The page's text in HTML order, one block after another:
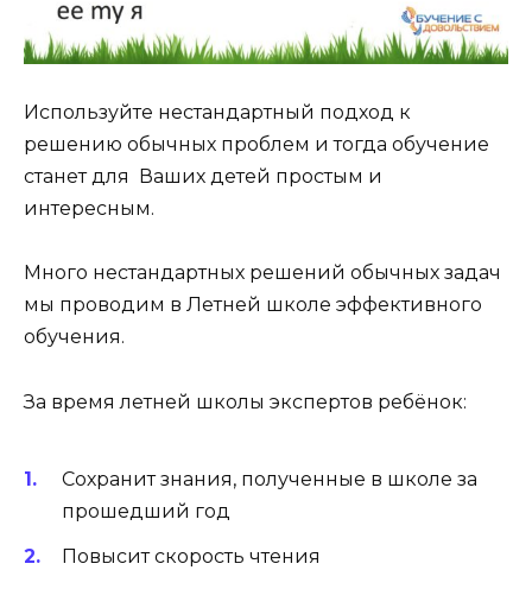
Используйте нестандартный подход к
решению обычных проблем и тогда обучение
станет для Ваших детей простым и
интересным.
Много нестандартных решений обычных задач
мы проводим в Летней школе эффективного
обучения.
За время летней школы экспертов ребёнок:
Сохранит знания, полученные в школе за
прошедший год
Повысит скорость чтения